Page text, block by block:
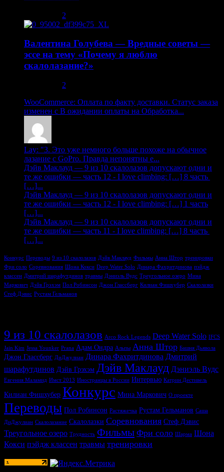
2
Валентина Голубева — Вредные советы —
эссе на тему «Почему я люблю
скалолазание?»
2
WooCommerce: Оплата по факту доставки. Статус заказа
изменен с В ожидании оплаты на Обработка...
Lay: "3. Это уже немного больше похоже на обычное
лазание с GoPro. Правда непонятны е...
Дэйв Маклауд — 9 из 10 скалолазов допускают одни и
те же ошибки — часть 12 - I love climbing: […] 8 часть
[…]...
Дэйв Маклауд — 9 из 10 скалолазов допускают одни и
те же ошибки — часть 12 - I love climbing: […] 1 часть
[…]...
Дэйв Маклауд — 9 из 10 скалолазов допускают одни и
те же ошибки — часть 11 - I love climbing: […] 8 часть
[…]...
Конкурс Переводы 9 из 10 скалолазов Дэйв Маклауд Фильмы Анна Штор тренировки
Фри соло Соревнования Шона Кокси Deep Water Solo Динара Фахритдинова пэйдж
классен Дмитрий шарафутдинов травмы Дэниэль Вудс Треугольное озеро Мина
Маркович Дэйв Грэхэм Пол Робинсон Джон Глассберг Килиан Фишхубер Скалолазки
Стеф Дэвис Рустам Гельманов
9 из 10 скалолазов Arco Rock Legends Deep Water Solo IFCS
Jain Kim Jessa Younker Prana Адам Ондра Альпы Анна Штор Башня Дьявола
Джон Глассберг ДиДжулиан Динара Фахритдинова Дмитрий
шарафутдинов Дэйв Грэхэм Дэйв Маклауд Дэниэль Вудс
Евгения Маламид Имст 2013 Иностранцы в России Интервью Катрин Дестивель
Килиан Фишхубер Конкурс Мина Маркович О проекте
Переводы Пол Робинсон Растяжечка Рустам Гельманов Саша
ДиДжулиан Скалолазание Скалолазки Соревнования Стеф Дэвис
Треугольное озеро Трудность Фильмы Фри соло Шарма Шона
Кокси пэйдж классен травмы тренировки